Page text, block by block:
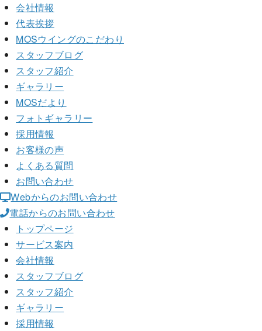
会社情報
代表挨拶
MOSウイングのこだわり
スタッフブログ
スタッフ紹介
ギャラリー
MOSだより
フォトギャラリー
採用情報
お客様の声
よくある質問
お問い合わせ
Webからのお問い合わせ
電話からのお問い合わせ
トップページ
サービス案内
会社情報
スタッフブログ
スタッフ紹介
ギャラリー
採用情報